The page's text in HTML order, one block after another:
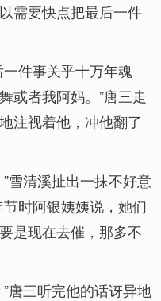
需要快点把最后一件
件事关乎十万年魂
或者我阿妈。”唐三走
注视着他，冲他翻了
雪清溪扯出一抹不好意
时阿银姨姨说，她们
是现在去催，那多不
唐三听完他的话讶异地